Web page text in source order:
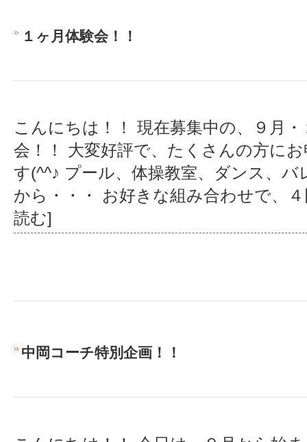
１ヶ月体験会！！
こんにちは！！ 現在募集中の、９月
会！！ 大変好評で、たくさんの方に
す(^^♪ プール、体操教室、ダンス、
から・・・ お好きな組み合わせで、
読む]
中岡コーチ特別企画！！